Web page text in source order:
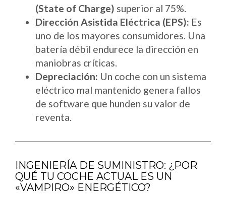
(State of Charge) superior al 75%.
Dirección Asistida Eléctrica (EPS): Es
uno de los mayores consumidores. Una
batería débil endurece la dirección en
maniobras críticas.
Depreciación: Un coche con un sistema
eléctrico mal mantenido genera fallos
de software que hunden su valor de
reventa.
INGENIERÍA DE SUMINISTRO: ¿POR
QUÉ TU COCHE ACTUAL ES UN
«VAMPIRO» ENERGÉTICO?